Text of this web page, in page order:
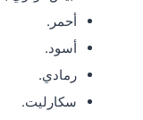
أحمر.
أسود.
رمادي.
سكارليت.